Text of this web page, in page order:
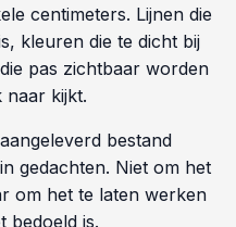
centimeters. Lijnen die
kleuren die te dicht bij
pas zichtbaar worden
naar kijkt.
bestand
gedachten. Niet om het
om het te laten werken
bedoeld is.